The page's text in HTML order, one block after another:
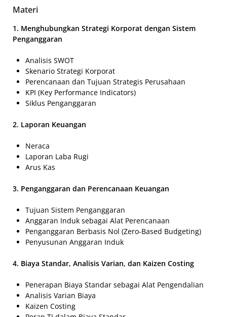
Materi
1. Menghubungkan Strategi Korporat dengan Sistem
Penganggaran
Analisis SWOT
Skenario Strategi Korporat
Perencanaan dan Tujuan Strategis Perusahaan
KPI (Key Performance Indicators)
Siklus Penganggaran
2. Laporan Keuangan
Neraca
Laporan Laba Rugi
Arus Kas
3. Penganggaran dan Perencanaan Keuangan
Tujuan Sistem Penganggaran
Anggaran Induk sebagai Alat Perencanaan
Penganggaran Berbasis Nol (Zero-Based Budgeting)
Penyusunan Anggaran Induk
4. Biaya Standar, Analisis Varian, dan Kaizen Costing
Penerapan Biaya Standar sebagai Alat Pengendalian
Analisis Varian Biaya
Kaizen Costing